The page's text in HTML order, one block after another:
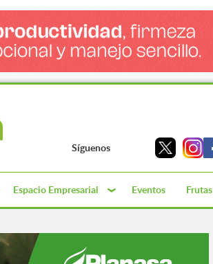
Síguenos
Espacio Empresarial Eventos Frutas